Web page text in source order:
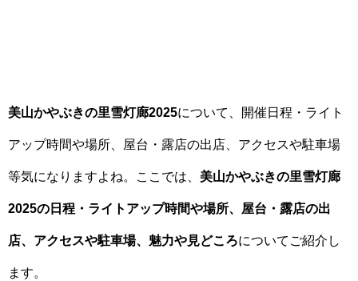
美山かやぶきの里雪灯廊2025について、開催日程・ライト
アップ時間や場所、屋台・露店の出店、アクセスや駐車場
等気になりますよね。ここでは、 美山かやぶきの里雪灯廊
2025の日程・ライトアップ時間や場所、屋台・露店の出
店、アクセスや駐車場、魅力や見どころについてご紹介し
ます。